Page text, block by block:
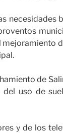
necesidades
de
uso de
y de los